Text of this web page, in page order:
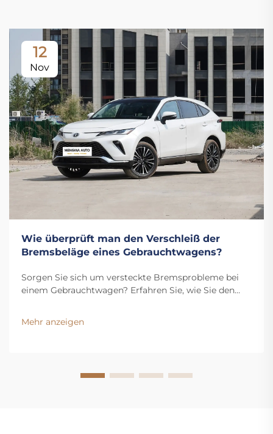
12
Nov
Wie überprüft man den Verschleiß der
Bremsbeläge eines Gebrauchtwagens?
Sorgen Sie sich um versteckte Bremsprobleme bei
einem Gebrauchtwagen? Erfahren Sie, wie Sie den
Flüssigkeitsstand kontrollieren und Warnsignale
erkennen. Holen Sie sich jetzt unseren kostenlosen
Mehr anzeigen